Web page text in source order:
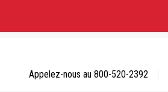
Content
Appelez-nous au 800-520-2392